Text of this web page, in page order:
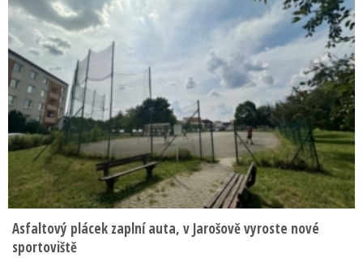
Asfaltový plácek zaplní auta, v Jarošově vyroste nové
sportoviště